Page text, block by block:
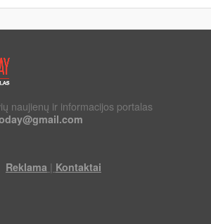
naujienų ir informacijos portalas
Reklama | Kontaktai